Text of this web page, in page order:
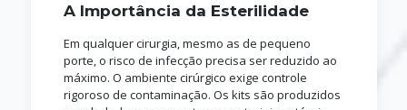
A Importância da Esterilidade
Em qualquer cirurgia, mesmo as de pequeno
porte, o risco de infecção precisa ser reduzido ao
máximo. O ambiente cirúrgico exige controle
rigoroso de contaminação. Os kits são produzidos